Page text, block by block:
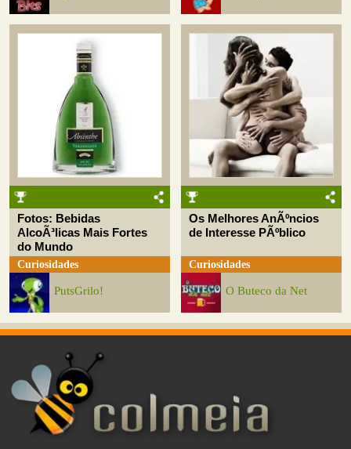
Fotos: Bebidas
AlcoÃ³licas Mais Fortes
do Mundo
Curiosidades
PutsGrilo!
Os Melhores AnÃºncios
de Interesse PÃºblico
Curiosidades
O Buteco da Net